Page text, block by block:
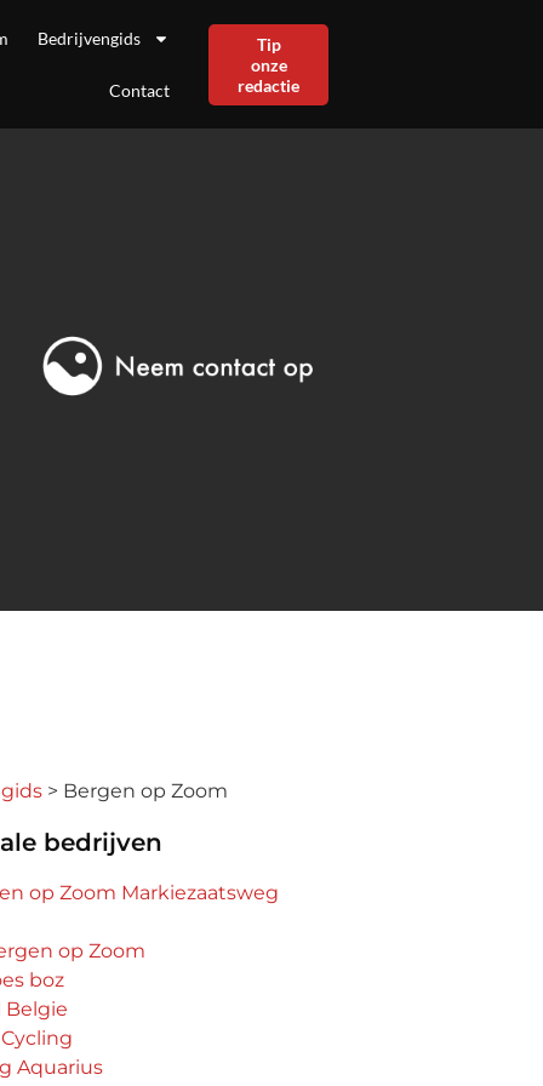
Bedrijvengids
Contact
Tip
onze
redactie
Bergen op Zoom
bedrijven
op Zoom Markiezaatsweg
op Zoom
boz
Belgie
Aquarius